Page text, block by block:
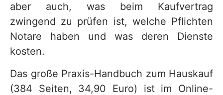
aber auch, was beim Kaufvertrag
zwingend zu prüfen ist, welche Pflichten
Notare haben und was deren Dienste
kosten.
Das große Praxis-Handbuch zum Hauskauf
(384 Seiten, 34,90 Euro) ist im Online-